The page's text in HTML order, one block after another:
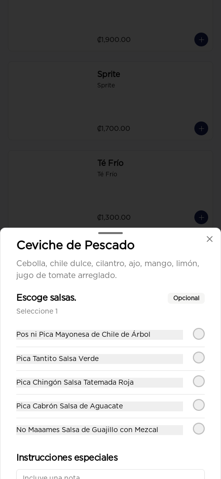
₡1,900.00
Sprite
Sprite
₡1,700.00
Té Frío
Té Frío
₡1,300.00
Conócenos
Términos y condiciones
Política de privacidad
Redes sociales
Ceviche de Pescado
Cebolla, chile dulce, cilantro, ajo, mango, limón,
jugo de tomate arreglado.
Escoge salsas. Opcional
Seleccione 1
Pos ni Pica Mayonesa de Chile de Árbol
Pica Tantito Salsa Verde
Pica Chingón Salsa Tatemada Roja
Pica Cabrón Salsa de Aguacate
No Maaames Salsa de Guajillo con Mezcal
Instrucciones especiales